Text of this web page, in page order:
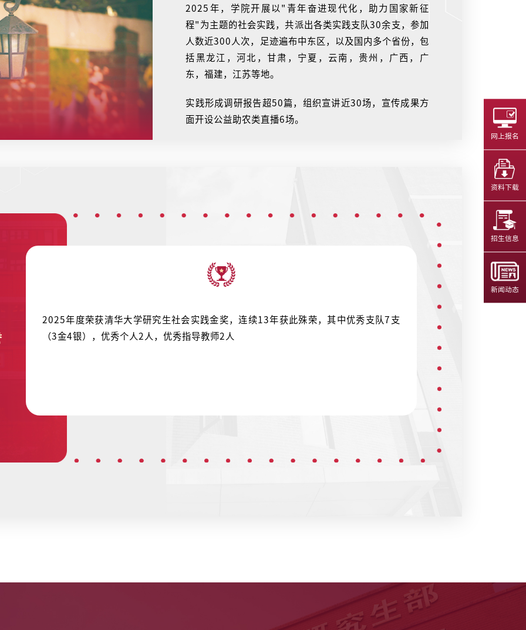
2025年，学院开展以"青年奋进现代化，助力国家新征
程"为主题的社会实践，共派出各类实践支队30余支，参加
人数近300人次，足迹遍布中东区，以及国内多个省份，包
括黑龙江，河北，甘肃，宁夏，云南，贵州，广西，广
东，福建，江苏等地。
实践形成调研报告超50篇，组织宣讲近30场，宣传成果方
面开设公益助农类直播6场。
2025年度荣获清华大学研究生社会实践金奖，连续13年获此殊荣，其中优秀支队7支
（3金4银），优秀个人2人，优秀指导教师2人
网上报名
资料下载
招生信息
新闻动态